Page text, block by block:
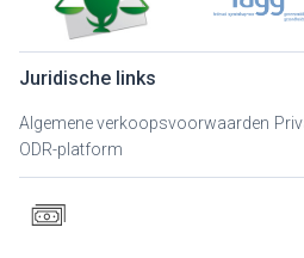
Juridische links
Algemene verkoopsvoorwaarden
ODR-platform